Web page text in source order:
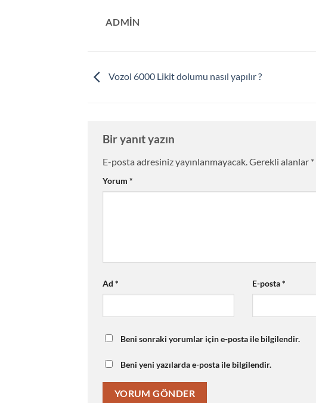
ADMIN
Vozol 6000 Likit dolumu nasıl yapılır ?
Bir yanıt yazın
E-posta adresiniz yayınlanmayacak.Gerekli alanlar *
Yorum *
Ad * E-posta*
Beni sonraki yorumlar için e-posta ile bilgilendir.
Beni yeni yazılarda e-posta ile bilgilendir.